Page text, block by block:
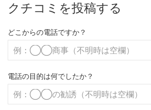
クチコミを投稿する
どこからの電話ですか？
電話の目的は何でしたか？